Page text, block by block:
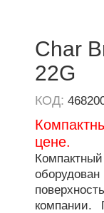
Char
22G
КОД:
цене.
компании.